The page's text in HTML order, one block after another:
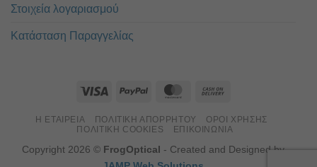
Στοιχεία λογαριασμού
Κατάσταση Παραγγελίας
Η ΕΤΑΙΡΕΊΑ ΠΟΛΙΤΙΚΉ ΑΠΟΡΡΉΤΟΥ
ΌΡΟΙ ΧΡΉΣΗΣ
ΠΟΛΙΤΙΚΉ COOKIES
ΕΠΙΚΟΙΝΏΝΙΑ
Copyright 2026 © FrogOptical - Created and Designed by